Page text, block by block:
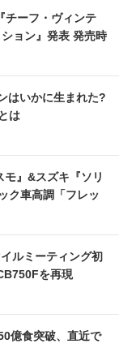
チーフ・ヴィンテ
ョン』発表 発売時
はいかに生まれた?
は
モ』&スズキ『ソリ
ク車高調「フレッ
ルミーティング初
を再現
億食突破、直近で